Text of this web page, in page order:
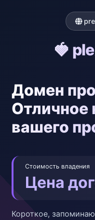
🍓
Домен
Отличное
вашего
Стоимость владения
Цена
Короткое,